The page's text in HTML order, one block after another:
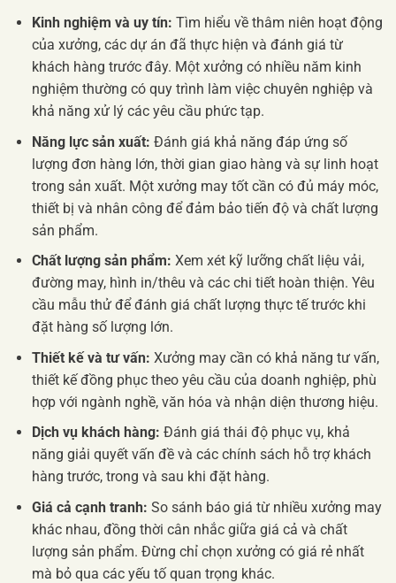
Kinh nghiệm và uy tín: Tìm hiểu về thâm niên hoạt động
của xưởng, các dự án đã thực hiện và đánh giá từ
khách hàng trước đây. Một xưởng có nhiều năm kinh
nghiệm thường có quy trình làm việc chuyên nghiệp và
khả năng xử lý các yêu cầu phức tạp.
Năng lực sản xuất: Đánh giá khả năng đáp ứng số
lượng đơn hàng lớn, thời gian giao hàng và sự linh hoạt
trong sản xuất. Một xưởng may tốt cần có đủ máy móc,
thiết bị và nhân công để đảm bảo tiến độ và chất lượng
sản phẩm.
Chất lượng sản phẩm: Xem xét kỹ lưỡng chất liệu vải,
đường may, hình in/thêu và các chi tiết hoàn thiện. Yêu
cầu mẫu thử để đánh giá chất lượng thực tế trước khi
đặt hàng số lượng lớn.
Thiết kế và tư vấn: Xưởng may cần có khả năng tư vấn,
thiết kế đồng phục theo yêu cầu của doanh nghiệp, phù
hợp với ngành nghề, văn hóa và nhận diện thương hiệu.
Dịch vụ khách hàng: Đánh giá thái độ phục vụ, khả
năng giải quyết vấn đề và các chính sách hỗ trợ khách
hàng trước, trong và sau khi đặt hàng.
Giá cả cạnh tranh: So sánh báo giá từ nhiều xưởng may
khác nhau, đồng thời cân nhắc giữa giá cả và chất
lượng sản phẩm. Đừng chỉ chọn xưởng có giá rẻ nhất
mà bỏ qua các yếu tố quan trọng khác.